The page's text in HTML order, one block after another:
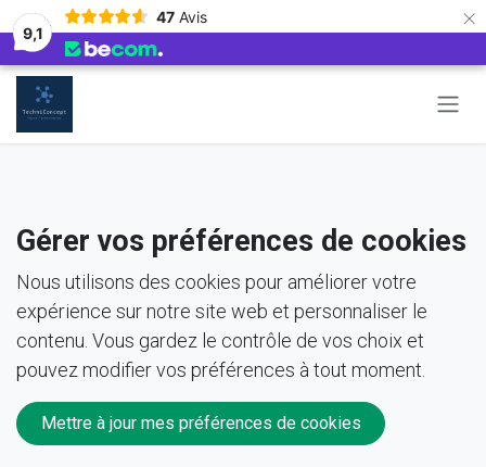
9,1
47 Avis ×
Se rendre au contenu
Gérer vos préférences de cookies
Nous utilisons des cookies pour améliorer votre
expérience sur notre site web et personnaliser le
contenu. Vous gardez le contrôle de vos choix et
pouvez modifier vos préférences à tout moment.
Mettre à jour mes préférences de cookies